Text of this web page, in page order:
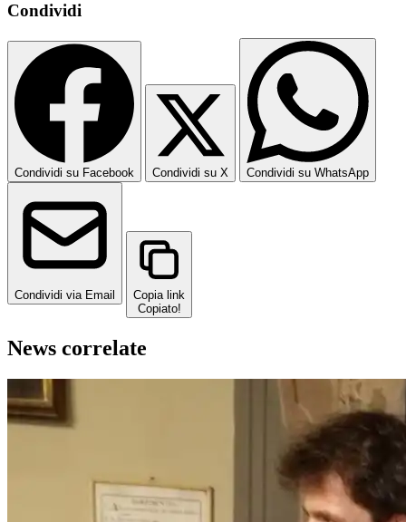
Condividi
Condividi su Facebook Condividi su X Condividi su WhatsApp
Condividi via Email
Copia link
Copiato!
News correlate